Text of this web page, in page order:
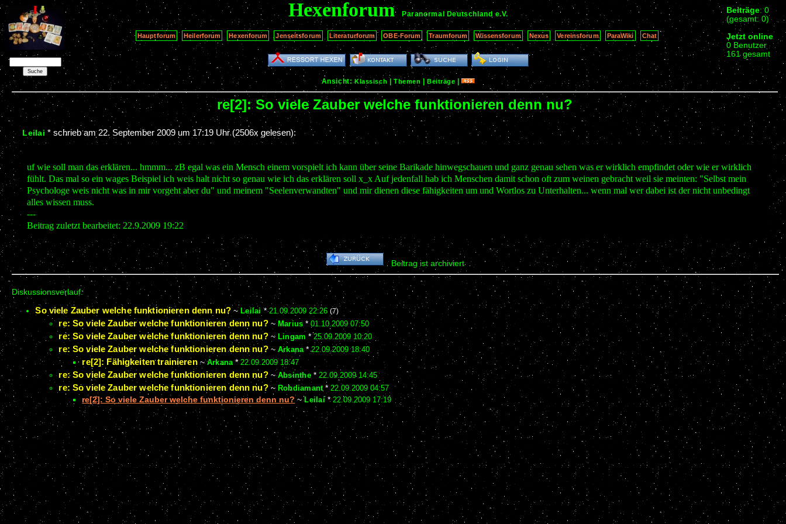
Beiträge: 0
(gesamt: 0)
Jetzt online
0 Benutzer
161 gesamt
Hexenforum Paranormal Deutschland e.V.
Hauptforum Heilerforum Hexenforum Jenseitsforum Literaturforum OBE-Forum Traumforum Wissensforum Nexus Vereinsforum ParaWiki Chat
Ansicht:Klassisch Themen |Beiträge |
re[2]: So viele Zauber welche funktionieren denn nu?
Leilai *schrieb am22. September 2009 um 17:19 Uhr(2506x gelesen):
uf wie soll man das erklären... hmmm... zB egal was ein Mensch einem vorspielt ich kann über seine Barikade hinwegschauen und ganz genau sehen was er wirklich empfindet oder wie er wirklich
fühlt. Das mal so ein wages Beispiel ich weis halt nicht so genau wie ich das erklären soll x_x Auf jedenfall hab ich Menschen damit schon oft zum weinen gebracht weil sie meinten: "Selbst mein
Psychologe weis nicht was in mir vorgeht aber du" und meinem "Seelenverwandten" und mir dienen diese fähigkeiten um und Wortlos zu Unterhalten... wenn mal wer dabei ist der nicht unbedingt
alles wissen muss.
---
Beitrag zuletzt bearbeitet: 22.9.2009 19:22
Beitrag ist archiviert
Diskussionsverlauf:
So viele Zauber welche funktionieren denn nu? ~ Leilai*21.09.2009 22:26 (7)
re: So viele Zauber welche funktionieren denn nu?~ Marius *01.10.2009 07:50
re: So viele Zauber welche funktionieren denn nu?~ Lingam *25.09.2009 10:20
re: So viele Zauber welche funktionieren denn nu?~Arkana*22.09.2009 18:40
re[2]: Fähigkeiten trainieren~Arkana*22.09.2009 18:47
re: So viele Zauber welche funktionieren denn nu?~Absinthe* 22.09.2009 14:45
re: So viele Zauber welche funktionieren denn nu?~ Rohdiamant*22.09.2009 04:57
re[2]: So viele Zauber welche funktionieren denn nu? ~Leilai* 22.09.2009 17:19